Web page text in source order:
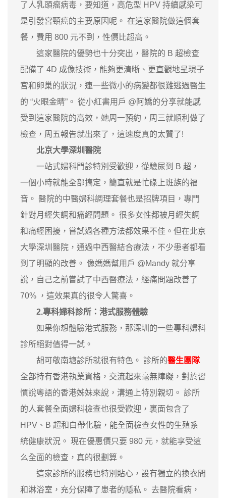
了人乳頭瘤病毒，要知道，高危型 HPV 持續感染可
是引發宮頸癌的主要原因呢。 在這家醫院做這個套
餐，費用 800 元不到，性價比超高。
這家醫院的優勢也十分突出，醫院的 B 超檢查
配備了 4D 成像技術，能夠更清晰、更直觀地呈現子
宮和卵巢的狀況，連一些微小的病變都很難逃過醫生
的 “火眼金睛”。 從小紅書用戶 @阿嬌的分享就能感
受到這家醫院的高效，她周一預約，周三就順利做了
檢查，周五報告就出來了，這速度真的太贊了!
北京大學深圳醫院
一站式婦科門診特別受歡迎，從驗尿到 B 超，
一個小時就能全部搞定，簡直就是忙碌上班族的福
音。 醫院的中醫婦科調理套餐也是招牌項目，專門
針對月經失調和痛經問題。 很多女性都被月經失調
和痛經困擾，嘗試過各種方法都效果不佳。但在北京
大學深圳醫院，通過中西醫結合療法，不少患者都看
到了明顯的改善。 像媽媽幫用戶 @Mandy 就分享
說，自己之前嘗試了中西醫療法，經痛問題改善了
70% ，這效果真的很令人驚喜。
2.專科婦科診所：港式服務體驗
如果你想體驗港式服務，那深圳的一些專科婦科
診所絕對值得一試。
胡可敬南塘診所就很有特色。 診所的醫生團隊
全部持有香港執業資格，交流起來毫無障礙，對於習
慣說粵語的香港姊妹來說，溝通上特別親切。 診所
的人套餐全面婦科檢查也很受歡迎，裏面包含了
HPV、B 超和白帶化驗，能全面檢查女性的生殖系
統健康狀況。 現在優惠價只要 980 元，就能享受這
么全面的檢查，真的很劃算。
這家診所的服務也特別貼心，設有獨立的換衣間
和淋浴室，充分保障了患者的隱私。 去醫院看病，